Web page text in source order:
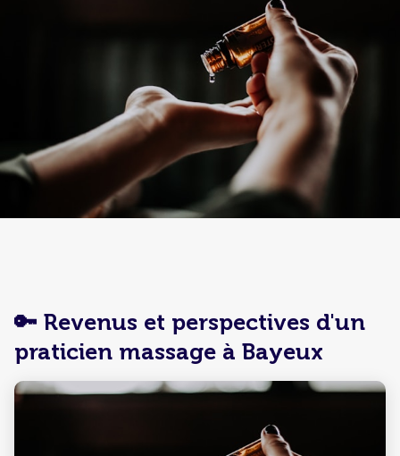
🔑 Revenus et perspectives d'un
praticien massage à Bayeux